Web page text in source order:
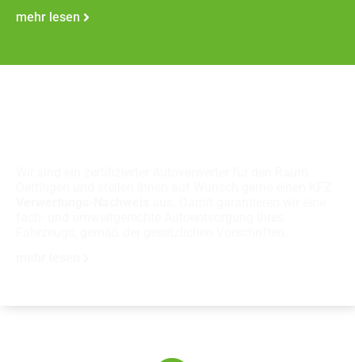
mehr lesen